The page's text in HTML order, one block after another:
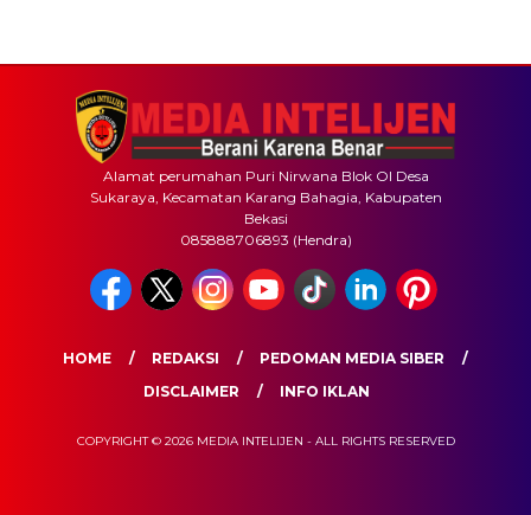
Alamat perumahan Puri Nirwana Blok OI Desa
Sukaraya, Kecamatan Karang Bahagia, Kabupaten
Bekasi
085888706893 (Hendra)
HOME REDAKSI
PEDOMAN MEDIA SIBER
DISCLAIMER
INFO IKLAN
COPYRIGHT © 2026 MEDIA INTELIJEN - ALL RIGHTS RESERVED